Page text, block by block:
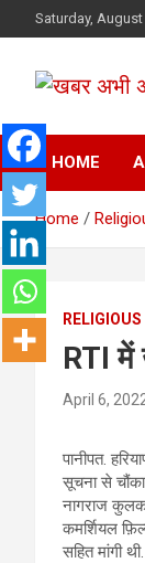
to
Saturday, August
खबर
HOME
Home
RELIGIOUS
RTI में
April 6,
पानीपत.
सूचना से
नागराज
कमर्शियल
सहित मांगी